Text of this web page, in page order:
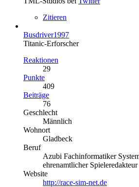
Zitieren
Busdriver1997
Titanic-Erforscher
Reaktionen
29
Punkte
409
Beiträge
76
Geschlecht
Männlich
Wohnort
Gladbeck
Beruf
Azubi Fachinformatiker
ehrenamtlicher Spieleredakteur
Website
http://race-sim-net.de